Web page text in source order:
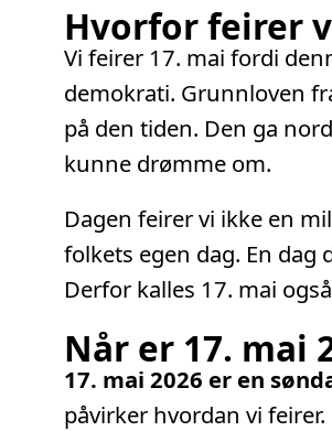
Hvorfor feirer
Vi feirer 17. mai fordi
demokrati. Grunnloven
på den tiden. Den ga
kunne drømme om.
Dagen feirer vi ikke en
folkets egen dag. En
Derfor kalles 17. mai
Når er 17. mai
17. mai 2026 er en
påvirker hvordan vi